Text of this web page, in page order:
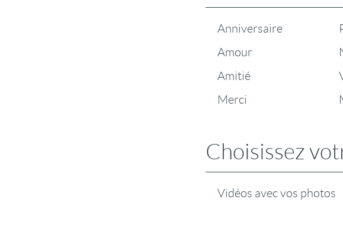
Anniversaire
Amour
Amitié
Merci
Choisissez
Vidéos avec vos photos